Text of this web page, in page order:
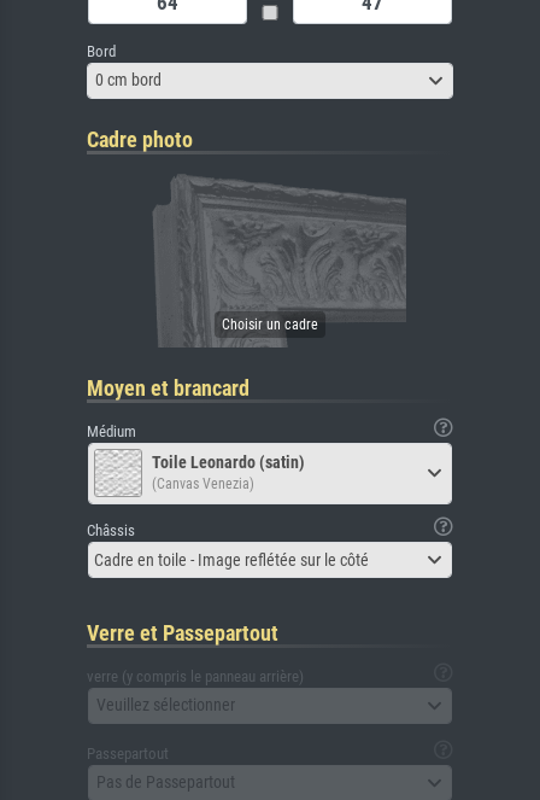
Bord
0 cm bord
Cadre photo
Moyen et brancard
Médium
Toile Leonardo (satin)
(Canvas Venezia)
Châssis
Cadre en toile - Image reflétée sur le côté
Verre et Passepartout
verre (y compris le panneau arrière)
Veuillez sélectionner
Passepartout
Pas de Passepartout